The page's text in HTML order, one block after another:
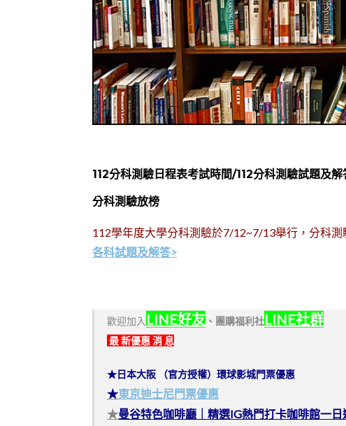
112分科測驗日程表考試時間/112分科測驗試題及
分科測驗放榜
112學年度大學分科測驗於7/12~7/13舉行，分科
各科試題及解答>
歡迎加入 LINE好友 、 團購福利社LINE社群
最 新優惠 消 息
★日本大阪 （官方授權）環球影城門票優惠
★東京迪士尼門票優惠
★曼谷特色咖啡廳｜精選IG熱門打卡咖啡館一日